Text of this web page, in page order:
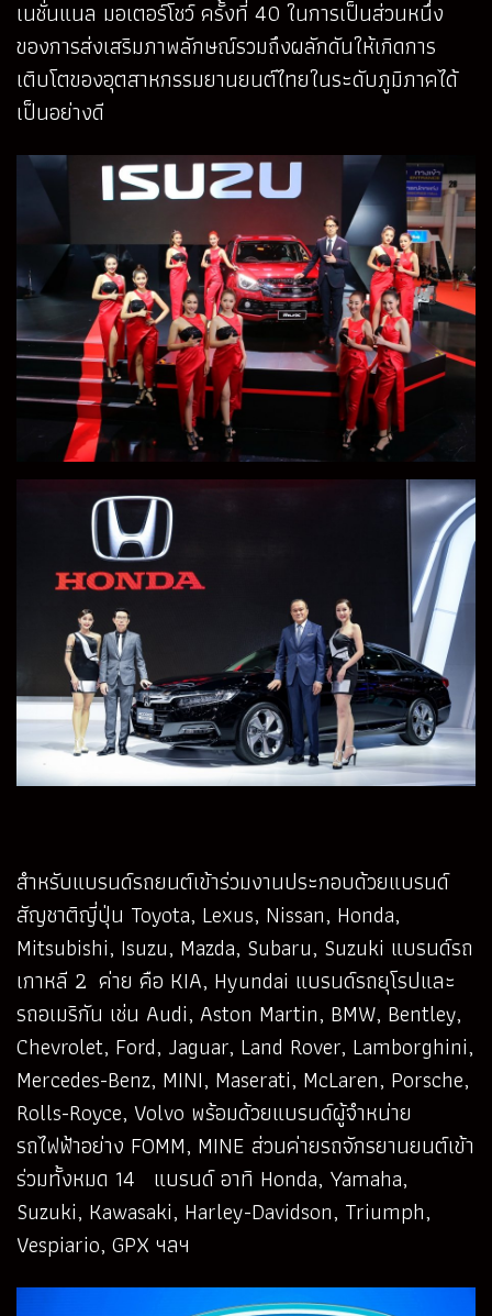
เนชั่นแนล มอเตอร์โชว์ ครั้งที่ 40 ในการเป็นส่วนหนึ่ง
ของการส่งเสริมภาพลักษณ์รวมถึงผลักดันให้เกิดการ
เติบโตของอุตสาหกรรมยานยนต์ไทยในระดับภูมิภาคได้
เป็นอย่างดี
สำหรับแบรนด์รถยนต์เข้าร่วมงานประกอบด้วยแบรนด์
สัญชาติญี่ปุ่น Toyota, Lexus, Nissan, Honda,
Mitsubishi, Isuzu, Mazda, Subaru, Suzuki แบรนด์รถ
เกาหลี 2 ค่าย คือ KIA, Hyundai แบรนด์รถยุโรปและ
รถอเมริกัน เช่น Audi, Aston Martin, BMW, Bentley,
Chevrolet, Ford, Jaguar, Land Rover, Lamborghini,
Mercedes-Benz, MINI, Maserati, McLaren, Porsche,
Rolls-Royce, Volvo พร้อมด้วยแบรนด์ผู้จำหน่าย
รถไฟฟ้าอย่าง FOMM, MINE ส่วนค่ายรถจักรยานยนต์เข้า
ร่วมทั้งหมด 14 แบรนด์ อาทิ Honda, Yamaha,
Suzuki, Kawasaki, Harley-Davidson, Triumph,
Vespiario, GPX ฯลฯ